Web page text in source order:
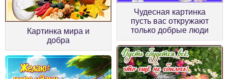
Чудесная картинка
пусть вас откружают
только добрые люди
Картинка мира и
добра